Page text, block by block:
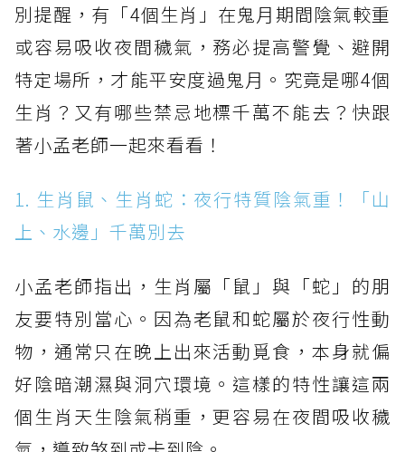
別提醒，有「4個生肖」在鬼月期間陰氣較重
或容易吸收夜間穢氣，務必提高警覺、避開
特定場所，才能平安度過鬼月。究竟是哪4個
生肖？又有哪些禁忌地標千萬不能去？快跟
著小孟老師一起來看看！
1. 生肖鼠、生肖蛇：夜行特質陰氣重！「山
上、水邊」千萬別去
小孟老師指出，生肖屬「鼠」與「蛇」的朋
友要特別當心。因為老鼠和蛇屬於夜行性動
物，通常只在晚上出來活動覓食，本身就偏
好陰暗潮濕與洞穴環境。這樣的特性讓這兩
個生肖天生陰氣稍重，更容易在夜間吸收穢